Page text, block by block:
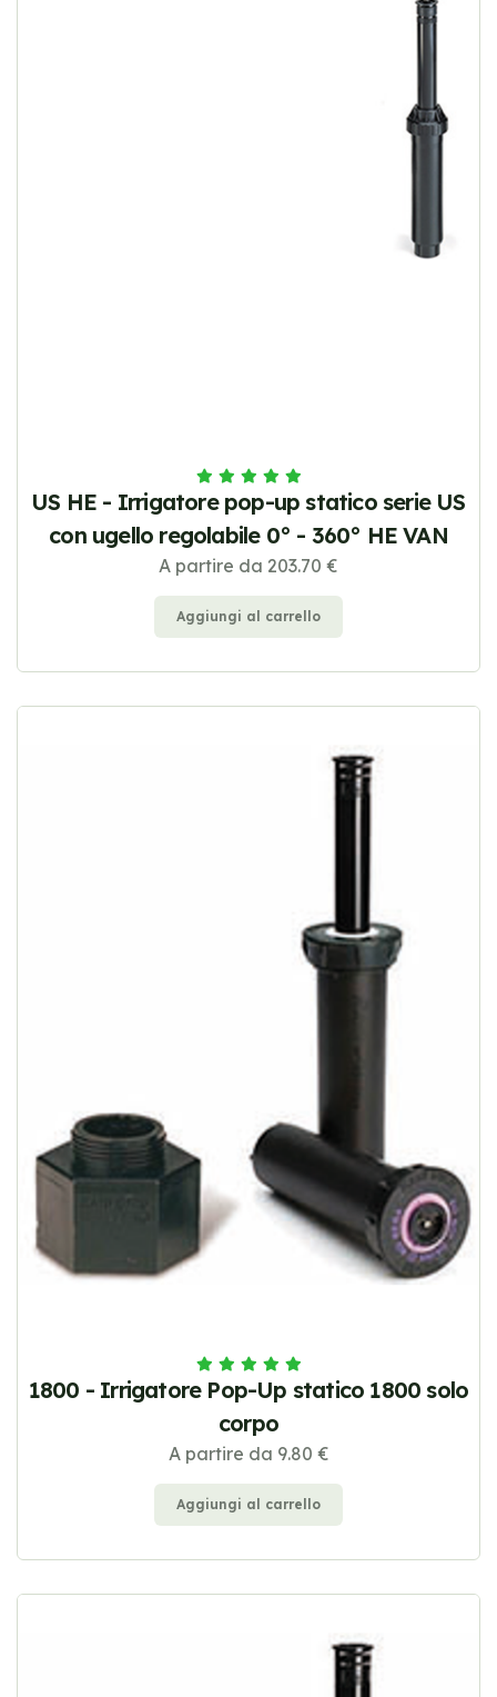
US HE - Irrigatore pop-up statico serie US
con ugello regolabile 0° - 360° HE VAN
A partire da 203.70 €
Aggiungi al carrello
1800 - Irrigatore Pop-Up statico 1800 solo
corpo
A partire da 9.80 €
Aggiungi al carrello